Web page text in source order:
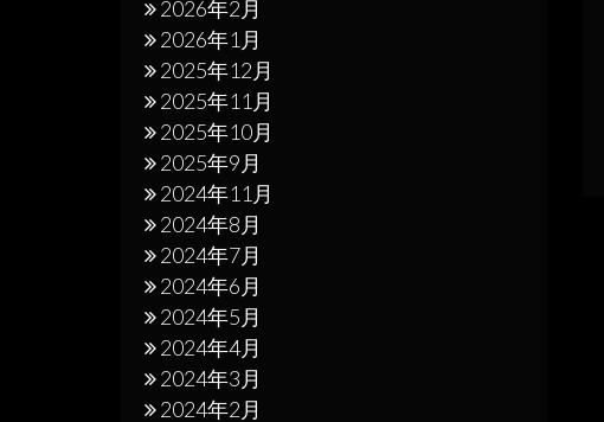
2026年2月
2026年1月
2025年12月
2025年11月
2025年10月
2025年9月
2024年11月
2024年8月
2024年7月
2024年6月
2024年5月
2024年4月
2024年3月
2024年2月